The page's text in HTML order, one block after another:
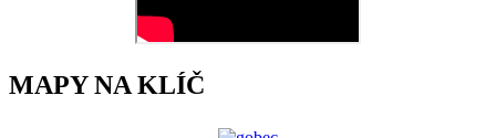
MAPY NA KLÍČ